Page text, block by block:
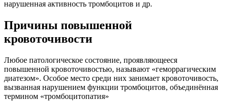
нарушенная активность тромбоцитов и др.
Причины повышенной
кровоточивости
Любое патологическое состояние, проявляющееся
повышенной кровоточивостью, называют «геморрагическим
диатезом». Особое место среди них занимает кровоточивость,
вызванная нарушением функции тромбоцитов, объединённая
термином «тромбоцитопатия»